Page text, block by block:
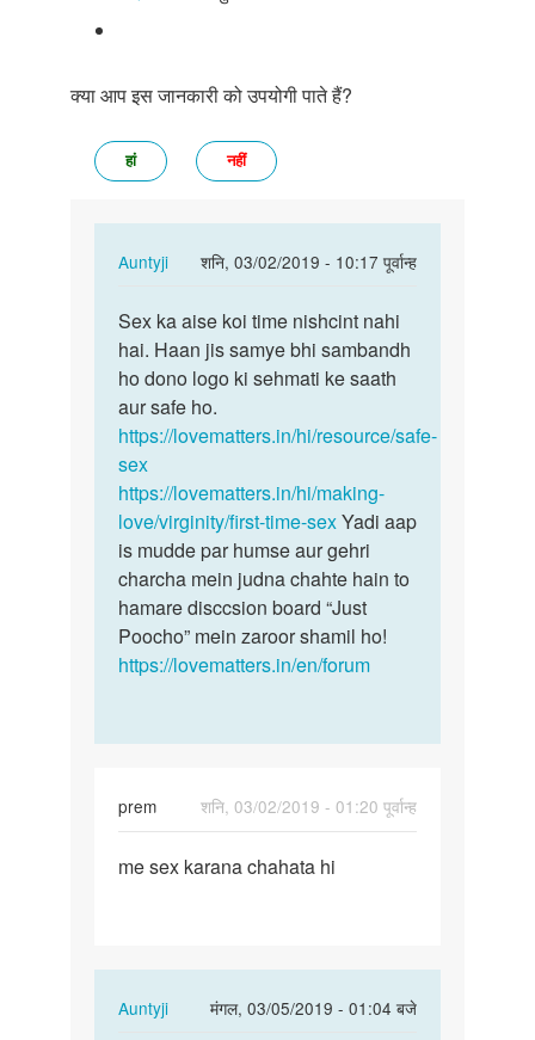
क्या आप इस जानकारी को उपयोगी पाते हैं?
हां नहीं
Auntyji
शनि, 03/02/2019 - 10:17 पूर्वान्ह
In
to
aek
din
me
kitani
sex…
by
prem
Sex
ka
aise
koi
time…
Sex ka aise koi time nishcint nahi
hai. Haan jis samye bhi sambandh
ho dono logo ki sehmati ke saath
aur safe ho.
https://lovematters.in/hi/resource/safe-
sex
https://lovematters.in/hi/making-
love/virginity/first-time-sexYadi aap
is mudde par humse aur gehri
charcha mein judna chahte hain to
hamare disccsion board “Just
Poocho” mein zaroor shamil ho!
https://lovematters.in/en/forum
prem
शनि, 03/02/2019 - 01:20 पूर्वान्ह
me
me sex karana chahata hi
Auntyji
मंगल, 03/05/2019 - 01:04 बजे
In